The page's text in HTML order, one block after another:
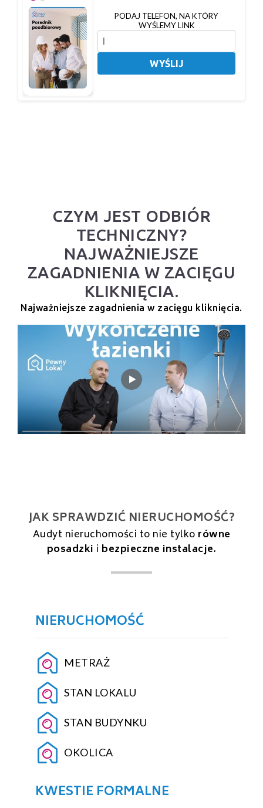
PODAJ TELEFON, NA KTÓRY
WYŚLEMY LINK
WYŚLIJ
CZYM JEST ODBIÓR
TECHNICZNY?
NAJWAŻNIEJSZE
ZAGADNIENIA W ZACIĘGU
KLIKNIĘCIA.
Najważniejsze zagadnienia w zacięgu kliknięcia.
JAK SPRAWDZIĆ NIERUCHOMOŚĆ?
Audyt nieruchomości to nie tylko równe
posadzki i bezpieczne instalacje.
NIERUCHOMOŚĆ
METRAŻ
STAN LOKALU
STAN BUDYNKU
OKOLICA
KWESTIE FORMALNE